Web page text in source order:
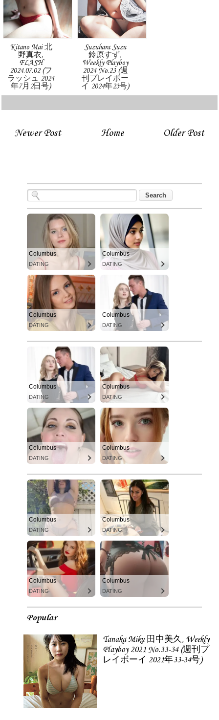
Kitano Mai 北
野真衣,
FLASH
2024.07.02 (フ
ラッシュ 2024
年7月2日号)
Suzuhara Suzu
鈴原すず,
Weekly Playboy
2024 No.23 (週
刊プレイボー
イ 2024年23号)
Newer Post Older Post
Home
Columbus
DATING
Columbus
DATING
Columbus
DATING
Columbus
DATING
Columbus
DATING
Columbus
DATING
Columbus
DATING
Columbus
DATING
Columbus
DATING
Columbus
DATING
Columbus
DATING
Columbus
DATING
Popular
Tanaka Miku 田中美久, Weekly
Playboy 2021 No.33-34 (週刊プ
レイボーイ 2021年33-34号)